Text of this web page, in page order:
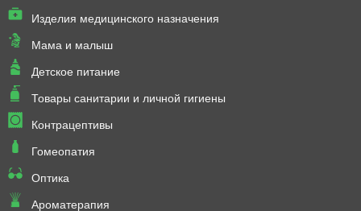
Изделия медицинского назначения
Мама и малыш
Детское питание
Товары санитарии и личной гигиены
Контрацептивы
Гомеопатия
Оптика
Ароматерапия